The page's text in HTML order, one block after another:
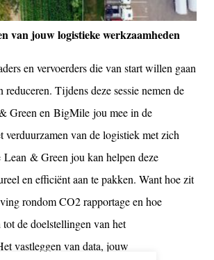
van jouw logistieke werkzaamheden
en vervoerders die van start willen gaan
reduceren. Tijdens deze sessie nemen de
Green en BigMile jou mee in de
verduurzamen van de logistiek met zich
Lean & Green jou kan helpen deze
en efficiënt aan te pakken. Want hoe zit
rondom CO2 rapportage en hoe
de doelstellingen van het
vastleggen van data, jouw